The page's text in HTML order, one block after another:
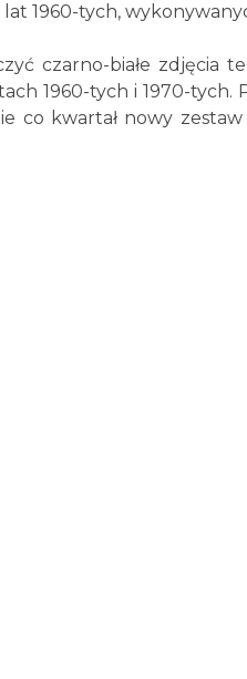
1960-tych,
czarno-białe zdjęcia
1960-tych i 1970-tych.
co kwartał nowy zestaw